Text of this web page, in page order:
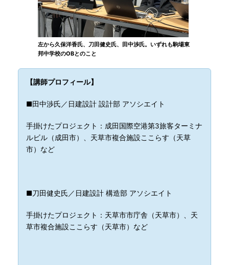
左から久保洋香氏、刀田健史氏、田中渉氏。いずれも駒場東
邦中学校のOBとのこと
【講師プロフィール】
■田中渉氏／日建設計 設計部 アソシエイト
手掛けたプロジェクト：成田国際空港第3旅客ターミナ
ルビル（成田市）、天草市複合施設ここらす（天草
市）など
■刀田健史氏／日建設計 構造部 アソシエイト
手掛けたプロジェクト：天草市市庁舎（天草市）、天
草市複合施設ここらす（天草市）など